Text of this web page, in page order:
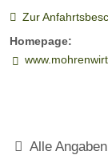
Zur
Homepage:
Alle